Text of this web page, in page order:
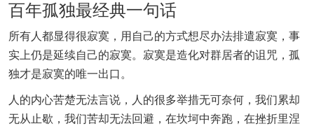
百年孤独最经典一句话
所有人都显得很寂寞，用自己的方式想尽办法排遣寂寞，事
实上仍是延续自己的寂寞。寂寞是造化对群居者的诅咒，孤
独才是寂寞的唯一出口。
人的内心苦楚无法言说，人的很多举措无可奈何，我们累却
无从止歇，我们苦却无法回避，在坎坷中奔跑，在挫折里涅